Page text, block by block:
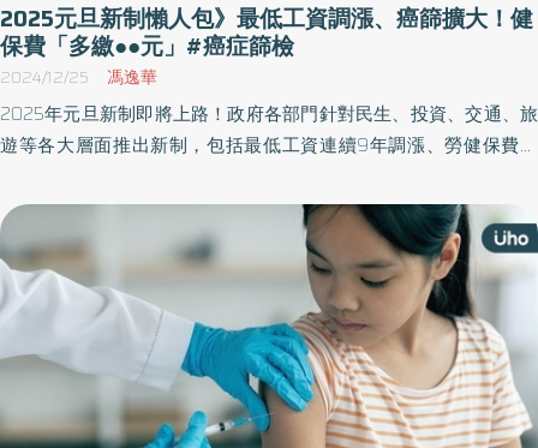
2025元旦新制懶人包》最低工資調漲、癌篩擴大！健
保費「多繳●●元」#癌症篩檢
2024/12/25 馮逸華
2025年元旦新制即將上路！政府各部門針對民生、投資、交通、旅
遊等各大層面推出新制，包括最低工資連續9年調漲、勞健保費調
《優活健康網》整理一篇民眾最關心的7大新制，帶你快速掌握！